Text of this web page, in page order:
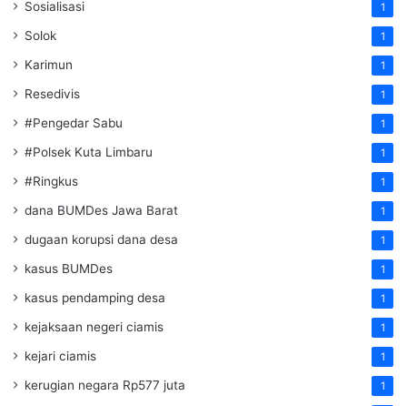
Sosialisasi 1
Solok 1
Karimun 1
Resedivis 1
#Pengedar Sabu 1
#Polsek Kuta Limbaru 1
#Ringkus 1
dana BUMDes Jawa Barat 1
dugaan korupsi dana desa 1
kasus BUMDes 1
kasus pendamping desa 1
kejaksaan negeri ciamis 1
kejari ciamis 1
kerugian negara Rp577 juta 1